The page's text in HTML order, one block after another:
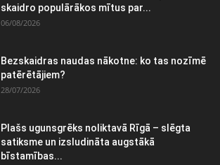
skaidro populārākos mītus par...
06/08/2026
Bezskaidras naudas nākotne: ko tas nozīmē
patērētājiem?
28/07/2026
Plašs ugunsgrēks noliktavā Rīgā – slēgta
satiksme un izsludināta augstākā
bīstamības...